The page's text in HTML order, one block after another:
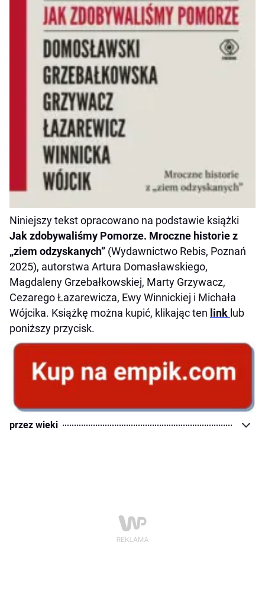
Niniejszy tekst opracowano na podstawie książki
Jak zdobywaliśmy Pomorze. Mroczne historie z
„ziem odzyskanych” (Wydawnictwo Rebis, Poznań
2025), autorstwa Artura Domasławskiego,
Magdaleny Grzebałkowskiej, Marty Grzywacz,
Cezarego Łazarewicza, Ewy Winnickiej i Michała
Wójcika. Książkę można kupić, klikając ten link lub
poniższy przycisk.
przez wieki